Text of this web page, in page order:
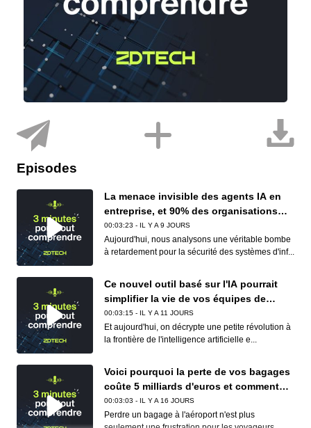
Episodes
La menace invisible des agents IA en
entreprise, et 90% des organisations
sont concernées
00:03:23 - IL Y A 9 JOURS
Aujourd'hui, nous analysons une véritable bombe
à retardement pour la sécurité des systèmes d'inf...
Ce nouvel outil basé sur l'IA pourrait
simplifier la vie de vos équipes de
conformité (et de vos développeurs)
00:03:15 - IL Y A 11 JOURS
Et aujourd'hui, on décrypte une petite révolution à
la frontière de l'intelligence artificielle e...
Voici pourquoi la perte de vos bagages
coûte 5 milliards d'euros et comment
Apple et Google réduisent déjà ce
cauchemar logistique
00:03:03 - IL Y A 16 JOURS
Perdre un bagage à l'aéroport n'est plus